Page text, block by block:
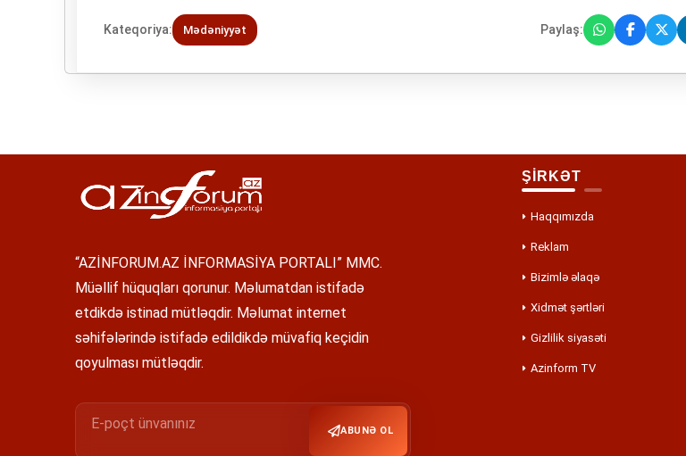
Kateqoriya: Mədəniyyət Paylaş:
“AZİNFORUM.AZ İNFORMASİYA PORTALI” MMC.
Müəllif hüquqları qorunur. Məlumatdan istifadə
etdikdə istinad mütləqdir. Məlumat internet
səhifələrində istifadə edildikdə müvafiq keçidin
qoyulması mütləqdir.
ABUNƏ OL
ŞİRKƏT
Haqqımızda
Reklam
Bizimlə əlaqə
Xidmət şərtləri
Gizlilik siyasəti
Azinform TV